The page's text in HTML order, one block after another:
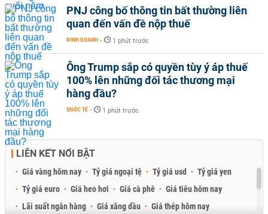
PNJ công bố thông tin bất thường liên
quan đến vấn đề nộp thuế
KINH DOANH - 1 phút trước
Ông Trump sắp có quyền tùy ý áp thuế
100% lên những đối tác thương mại
hàng đầu?
QUỐC TẾ - 1 phút trước
LIÊN KẾT NỔI BẬT
Giá vàng hôm nay Tỷ giá ngoại tệ Tỷ giá usd
Tỷ giá yen
Tỷ giá euro
Giá heo hơi Giá cà phê
Giá tiêu hôm nay
Lãi suất ngân hàng
Giá xăng dầu Giá thép hôm nay